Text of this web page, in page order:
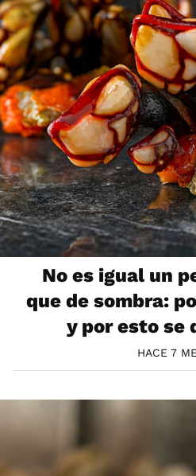
No es igual un
que de sombra:
y por esto se
HACE 7